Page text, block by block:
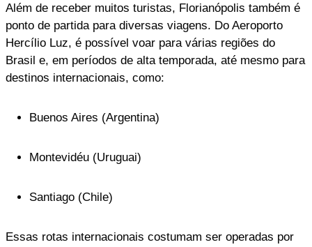
Além de receber muitos turistas, Florianópolis também é
ponto de partida para diversas viagens. Do Aeroporto
Hercílio Luz, é possível voar para várias regiões do
Brasil e, em períodos de alta temporada, até mesmo para
destinos internacionais, como:
Buenos Aires (Argentina)
Montevidéu (Uruguai)
Santiago (Chile)
Essas rotas internacionais costumam ser operadas por